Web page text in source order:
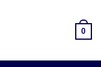
0